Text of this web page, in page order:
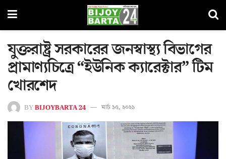
যুক্তরাষ্ট্র সরকারের জনস্বাস্থ্য বিভাগের
প্রামাণ্যচিত্রে “ইউনিক ক্যারেক্টার” টিম
খোরশেদ
BYBIJOYBARTA 24 মার্চ ১৫, ২০২১